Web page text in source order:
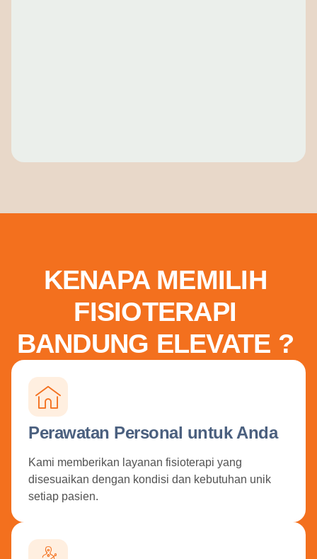
KENAPA MEMILIH
FISIOTERAPI
BANDUNG ELEVATE ?
Perawatan Personal untuk Anda
Kami memberikan layanan fisioterapi yang
disesuaikan dengan kondisi dan kebutuhan unik
setiap pasien.